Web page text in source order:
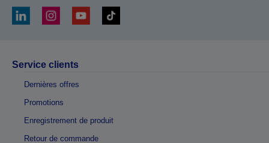
Service clients
Dernières offres
Promotions
Enregistrement de produit
Retour de commande